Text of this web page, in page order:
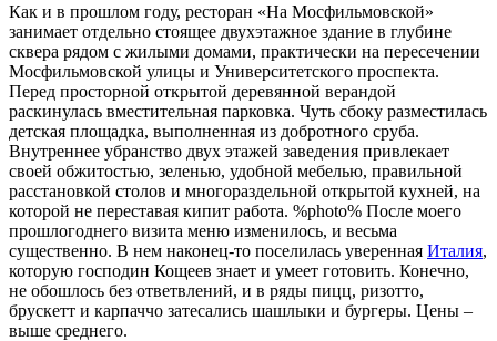
Как и в прошлом году, ресторан «На Мосфильмовской»
занимает отдельно стоящее двухэтажное здание в глубине
сквера рядом с жилыми домами, практически на пересечении
Мосфильмовской улицы и Университетского проспекта.
Перед просторной открытой деревянной верандой
раскинулась вместительная парковка. Чуть сбоку разместилась
детская площадка, выполненная из добротного сруба.
Внутреннее убранство двух этажей заведения привлекает
своей обжитостью, зеленью, удобной мебелью, правильной
расстановкой столов и многораздельной открытой кухней, на
которой не переставая кипит работа. %photo% После моего
прошлогоднего визита меню изменилось, и весьма
существенно. В нем наконец-то поселилась уверенная Италия,
которую господин Кощеев знает и умеет готовить. Конечно,
не обошлось без ответвлений, и в ряды пицц, ризотто,
брускетт и карпаччо затесались шашлыки и бургеры. Цены –
выше среднего.